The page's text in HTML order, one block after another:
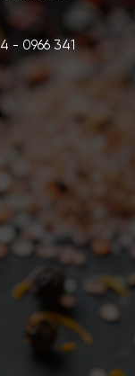
- 0966 341